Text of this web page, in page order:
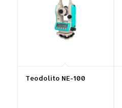
Teodolito NE-100